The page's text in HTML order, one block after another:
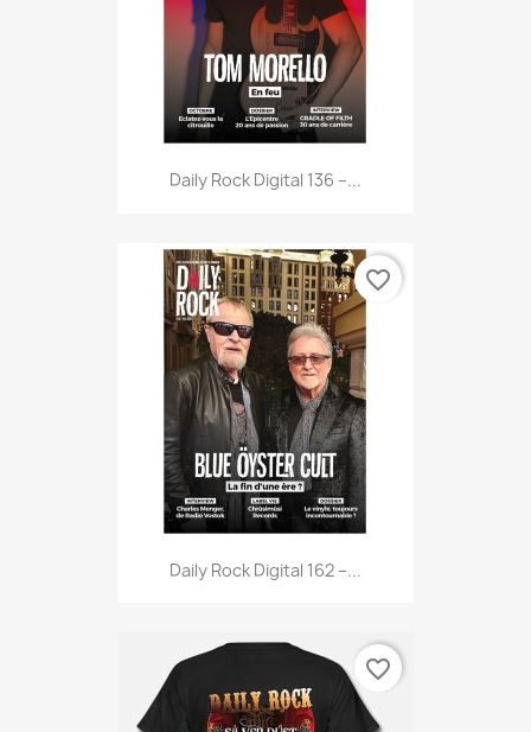
Daily Rock Digital 136 –...
Daily Rock Digital 162 –...
favorite_border
favorite_border